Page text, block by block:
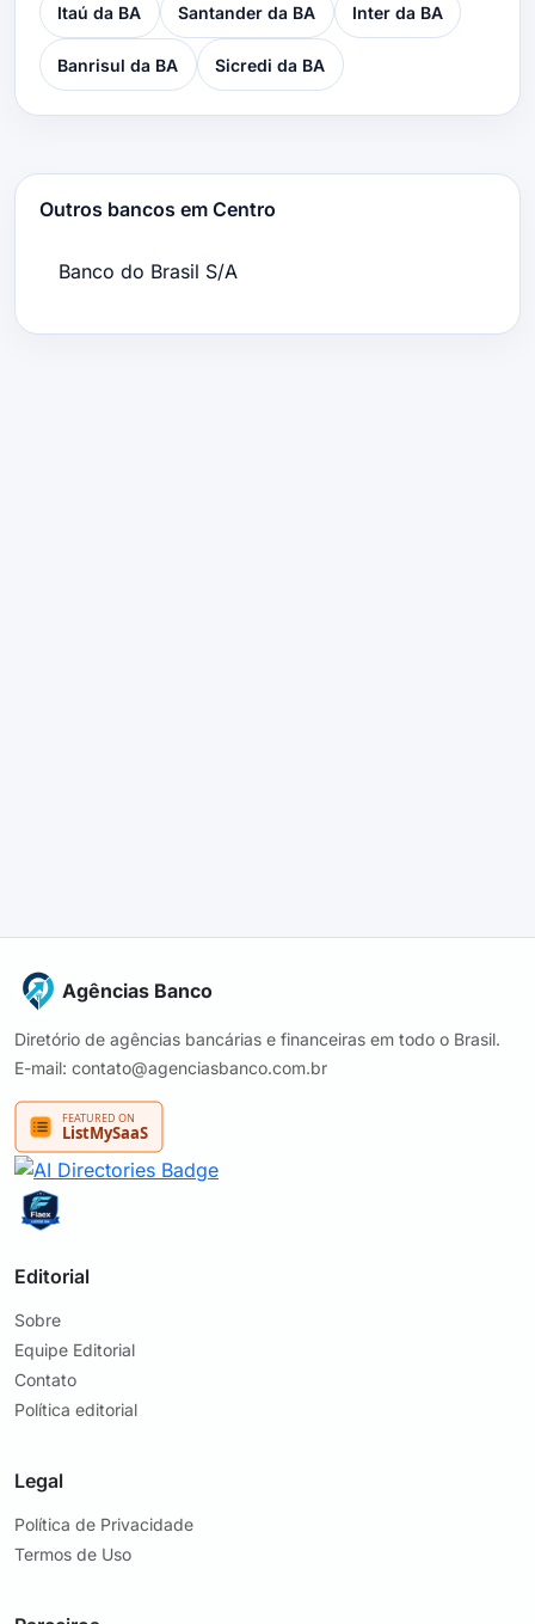
Itaú da BA Santander da BA Inter da BA
Banrisul da BA Sicredi da BA
Outros bancos em Centro
Banco do Brasil S/A
Agências Banco
Diretório de agências bancárias e financeiras em todo o Brasil.
E-mail: contato@agenciasbanco.com.br
Editorial
Sobre
Equipe Editorial
Contato
Política editorial
Legal
Política de Privacidade
Termos de Uso